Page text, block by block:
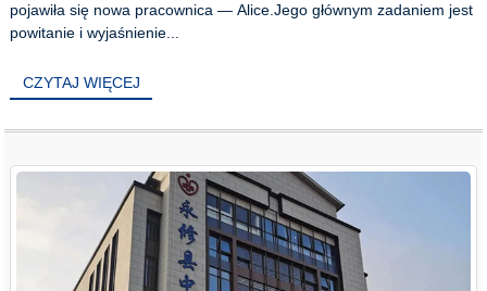
pojawiła się nowa pracownica — Alice.Jego głównym zadaniem jest
powitanie i wyjaśnienie...
CZYTAJ WIĘCEJ